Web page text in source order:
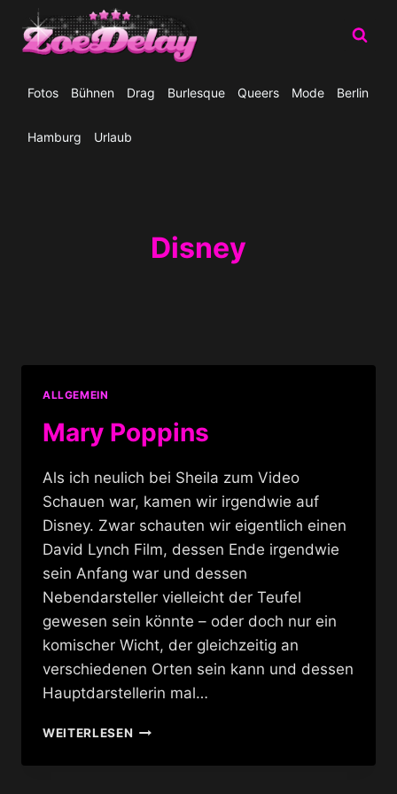
Inhalt
springen
Fotos Bühnen Drag Burlesque Queers Mode Berlin
Hamburg Urlaub
Disney
ALLGEMEIN
Mary Poppins
Als ich neulich bei Sheila zum Video
Schauen war, kamen wir irgendwie auf
Disney. Zwar schauten wir eigentlich einen
David Lynch Film, dessen Ende irgendwie
sein Anfang war und dessen
Nebendarsteller vielleicht der Teufel
gewesen sein könnte – oder doch nur ein
komischer Wicht, der gleichzeitig an
verschiedenen Orten sein kann und dessen
Hauptdarstellerin mal…
WEITERLESENMARY